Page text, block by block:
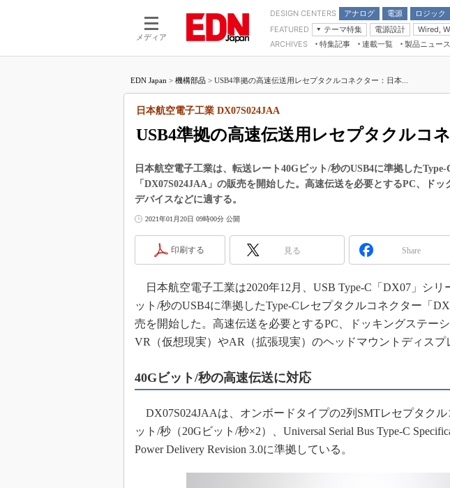
メディア
DESIGN CENTERS アナログ
電源
モーター
ロジック
LSI
受動部品
FEATURED
テーマ特集
つながるクルマ
エレクトロニクス入門
医療エレ（EE Times Japan）
製品解剖（EE Times Japan）
電源設計 Wired,
モーター入門マイコン講座 計測
ARCHIVES 特集記事
連載一覧
マイクロプロセッサ懐古録
用講座
たった2つの式で始めるDC/DCコン
バーターの設計
DC-DCコンバーター活用講座
Wired, Weird
高速シリアル伝送技術講座
ズ編
めざせ高効率！ モーター駆動入門講
座
「SPICEの仕組みとその活用設計」
最新記事一覧
計測器メーカーから見た5G
USB Type-Cの登場で評価試験はど
う変わる？
製品ニュース
電子ブックレット
EDN Japan > 機構部品 > USB4準拠の高速伝送用レセプタクルコネクター：日本...
USB4準拠の高速伝送用レセプタクルコ
日本航空電子工業 DX07S024JAA
日本航空電子工業は、転送レート40Gビット/秒のUSB4に準拠した
「DX07S024JAA」の販売を開始した。高速伝送を必要とするPC、ド
デバイスなどに適する。
2021年01月20日 09時00分 公開
印刷する 見る Share
日本航空電子工業は2020年12月、USB Type-C「DX07」シリ
ット/秒のUSB4に準拠したType-Cレセプタクルコネクター「
売を開始した。高速伝送を必要とするPC、ドッキングステーシ
VR（仮想現実）やAR（拡張現実）のヘッドマウントディスプ
40Gビット/秒の高速伝送に対応
DX07S024JAAは、オンボードタイプの2列SMTレセプタクル
ット/秒（20Gビット/秒×2）、Universal Serial Bus Type-C
Power Delivery Revision 3.0に準拠している。